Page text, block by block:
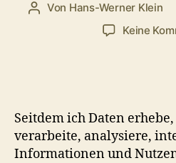
Beitragsautor
Von Hans-Werner Klein
Keine
Seitdem ich Daten
verarbeite, analysiere,
Informationen und